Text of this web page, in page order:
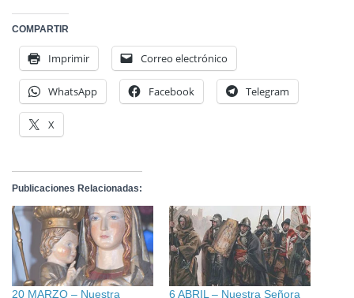
COMPARTIR
Imprimir Correo electrónico
WhatsApp Facebook Telegram
X
Publicaciones Relacionadas:
20 MARZO – Nuestra
6 ABRIL – Nuestra Señora